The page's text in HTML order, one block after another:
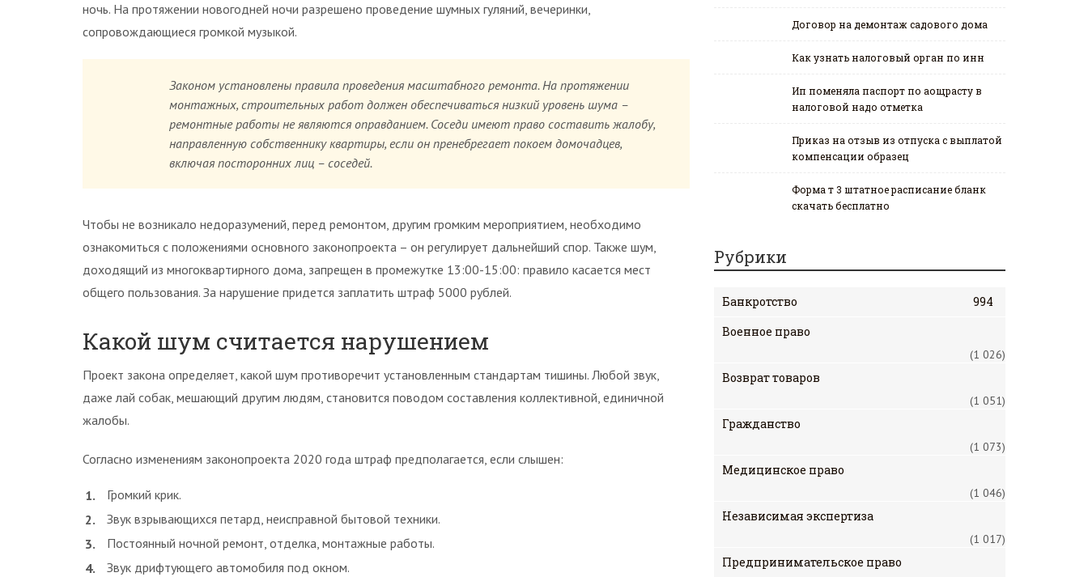
ночь. На протяжении новогодней ночи разрешено проведение шумных гуляний, вечеринки,
сопровождающиеся громкой музыкой.
Законом установлены правила проведения масштабного ремонта. На протяжении
монтажных, строительных работ должен обеспечиваться низкий уровень шума –
ремонтные работы не являются оправданием. Соседи имеют право составить жалобу,
направленную собственнику квартиры, если он пренебрегает покоем домочадцев,
включая посторонних лиц – соседей.
Чтобы не возникало недоразумений, перед ремонтом, другим громким мероприятием, необходимо
ознакомиться с положениями основного законопроекта – он регулирует дальнейший спор. Также шум,
доходящий из многоквартирного дома, запрещен в промежутке 13:00-15:00: правило касается мест
общего пользования. За нарушение придется заплатить штраф 5000 рублей.
Какой шум считается нарушением
Проект закона определяет, какой шум противоречит установленным стандартам тишины. Любой звук,
даже лай собак, мешающий другим людям, становится поводом составления коллективной, единичной
жалобы.
Согласно изменениям законопроекта 2020 года штраф предполагается, если слышен:
Громкий крик.
Звук взрывающихся петард, неисправной бытовой техники.
Постоянный ночной ремонт, отделка, монтажные работы.
Звук дрифтующего автомобиля под окном.
Договор на демонтаж садового дома
Как узнать налоговый орган по инн
Ип поменяла паспорт по аощрасту в
налоговой надо отметка
Приказ на отзыв из отпуска с выплатой
компенсации образец
Форма т 3 штатное расписание бланк
скачать бесплатно
Рубрики
Банкротство
994
Военное право
(1 026)
Возврат товаров
(1 051)
Гражданство
(1 073)
Медицинское право
(1 046)
Независимая экспертиза
(1 017)
Предпринимательское право